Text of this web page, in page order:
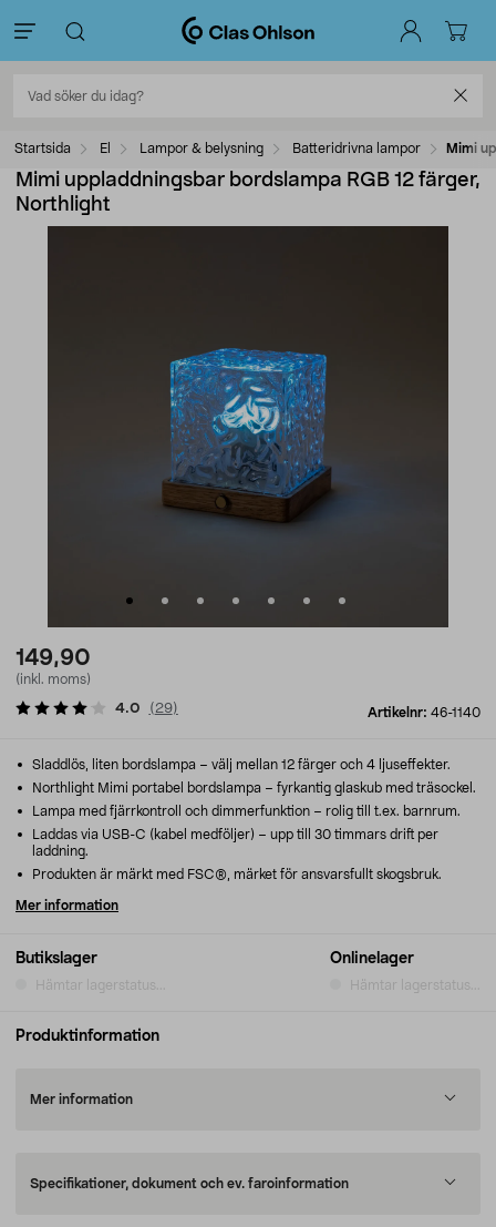
Startsida El Lampor & belysning Batteridrivna lampor Mimi
Mimi uppladdningsbar bordslampa RGB 12 färger,
Northlight
149,90
(inkl. moms)
Artikelnr: 46-1140
4.0 ( 29)
Butikslager
Hämtar lagerstatus...
Onlinelager
Hämtar lagerstatus...
Sladdlös, liten bordslampa – välj mellan 12 färger och 4 ljuseffekter.
Northlight Mimi portabel bordslampa – fyrkantig glaskub med träsockel.
Lampa med fjärrkontroll och dimmerfunktion – rolig till t.ex. barnrum.
Laddas via USB-C (kabel medföljer) – upp till 30 timmars drift per
laddning.
Produkten är märkt med FSC®, märket för ansvarsfullt skogsbruk.
Mer information
Produktinformation
Mer information
Specifikationer, dokument och ev. faroinformation